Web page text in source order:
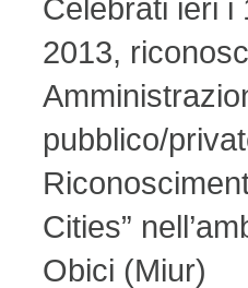
Celebrati ieri i
2013,
pubblico/
Cities”
Obici (Miur)